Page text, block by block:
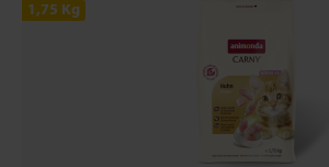
1,75 Kg